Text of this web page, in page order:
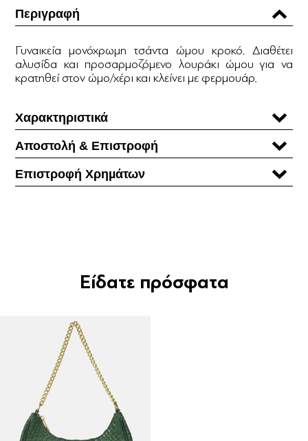
Περιγραφή
Γυναικεία μονόχρωμη τσάντα ώμου κροκό. Διαθέτει
αλυσίδα και προσαρμοζόμενο λουράκι ώμου για να
κρατηθεί στον ώμο/χέρι και κλείνει με φερμουάρ.
Χαρακτηριστικά
Αποστολή & Επιστροφή
Επιστροφή Χρηµάτων
Είδατε πρόσφατα